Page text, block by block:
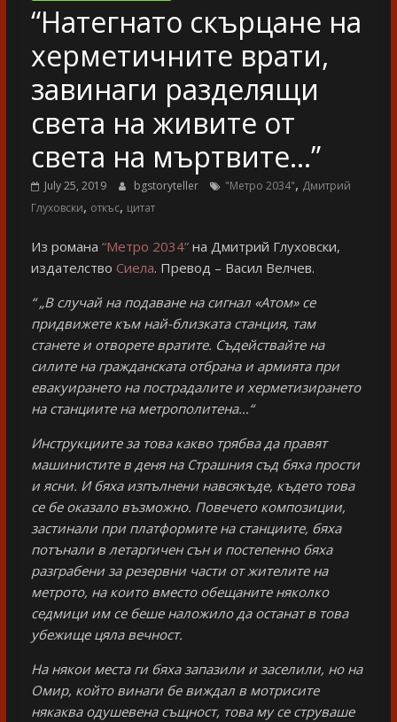
“Натегнато скърцане на
херметичните врати,
завинаги разделящи
света на живите от
света на мъртвите…”
July 25, 2019 bgstoryteller "Метро 2034", Дмитрий
Глуховски, откъс, цитат
Из романа “Метро 2034”на Дмитрий Глуховски,
издателство Сиела. Превод – Васил Велчев.
“ „В случай на подаване на сигнал «Атом» се
придвижете към най-близката станция, там
станете и отворете вратите. Съдействайте на
силите на гражданската отбрана и армията при
евакуирането на пострадалите и херметизирането
на станциите на метрополитена…“
Инструкциите за това какво трябва да правят
машинистите в деня на Страшния съд бяха прости
и ясни. И бяха изпълнени навсякъде, където това
се бе оказало възможно. Повечето композиции,
застинали при платформите на станциите, бяха
потънали в летаргичен сън и постепенно бяха
разграбени за резервни части от жителите на
метрото, на които вместо обещаните няколко
седмици им се беше наложило да останат в това
убежище цяла вечност.
На някои места ги бяха запазили и заселили, но на
Омир, който винаги бе виждал в мотрисите
някаква одушевена същност, това му се струваше